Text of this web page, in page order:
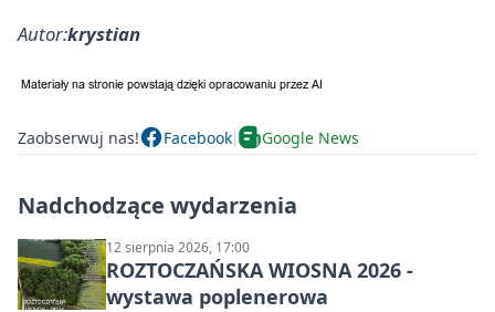
Autor:krystian
Zaobserwuj nas! Facebook Google News
Nadchodzące wydarzenia
12 sierpnia 2026, 17:00
ROZTOCZAŃSKA WIOSNA 2026 -
wystawa poplenerowa